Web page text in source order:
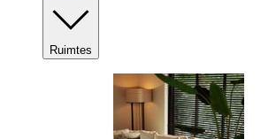
Ruimtes